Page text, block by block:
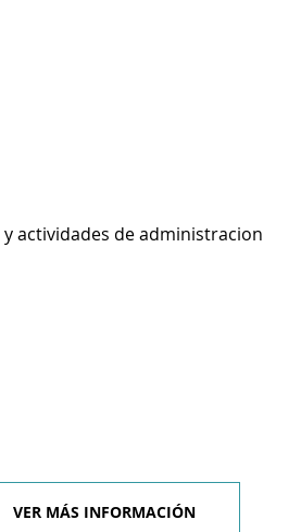
actividades de administracion
VER MÁS INFORMACIÓN